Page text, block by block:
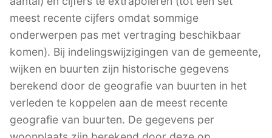
meest recente cijfers omdat sommige
onderwerpen pas met vertraging beschikbaar
komen). Bij indelingswijzigingen van de gemeente,
wijken en buurten zijn historische gegevens
berekend door de geografie van buurten in het
verleden te koppelen aan de meest recente
geografie van buurten. De gegevens per